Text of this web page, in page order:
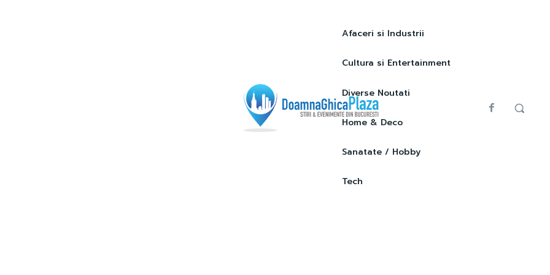
Afaceri si Industrii
Cultura si Entertainment
Diverse Noutati
Home & Deco
Sanatate / Hobby
Tech